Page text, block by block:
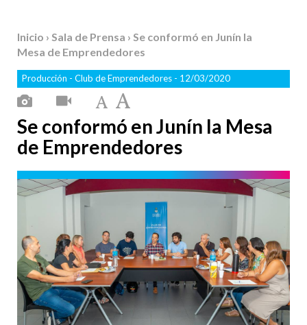
Inicio › Sala de Prensa › Se conformó en Junín la
Mesa de Emprendedores
Producción - Club de Emprendedores - 12/03/2020
Se conformó en Junín la Mesa
de Emprendedores